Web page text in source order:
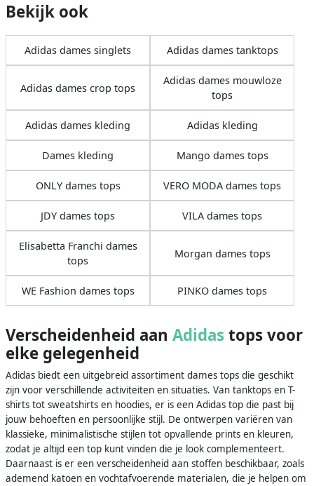
Bekijk ook
Adidas dames singlets Adidas dames tanktops
Adidas dames crop tops
Adidas dames mouwloze
tops
Adidas dames kleding Adidas kleding
Dames kleding Mango dames tops
ONLY dames tops VERO MODA dames tops
JDY dames tops VILA dames tops
Elisabetta Franchi dames
tops
Morgan dames tops
WE Fashion dames tops PINKO dames tops
Verscheidenheid aan Adidastops voor
elke gelegenheid
Adidas biedt een uitgebreid assortiment dames tops die geschikt
zijn voor verschillende activiteiten en situaties. Van tanktops en T-
shirts tot sweatshirts en hoodies, er is een Adidas top die past bij
jouw behoeften en persoonlijke stijl. De ontwerpen variëren van
klassieke, minimalistische stijlen tot opvallende prints en kleuren,
zodat je altijd een top kunt vinden die je look complementeert.
Daarnaast is er een verscheidenheid aan stoffen beschikbaar, zoals
ademend katoen en vochtafvoerende materialen, die je helpen om